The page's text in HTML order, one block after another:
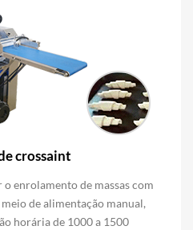
crossaint
enrolamento de massas com
de alimentação manual,
horária de 1000 a 1500